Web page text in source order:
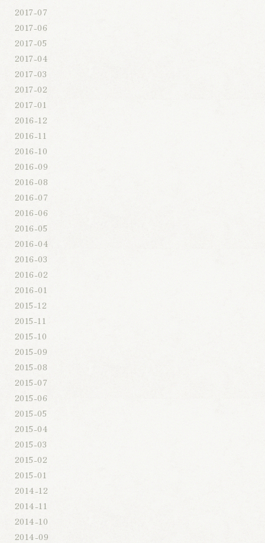
2017-07
2017-06
2017-05
2017-04
2017-03
2017-02
2017-01
2016-12
2016-11
2016-10
2016-09
2016-08
2016-07
2016-06
2016-05
2016-04
2016-03
2016-02
2016-01
2015-12
2015-11
2015-10
2015-09
2015-08
2015-07
2015-06
2015-05
2015-04
2015-03
2015-02
2015-01
2014-12
2014-11
2014-10
2014-09